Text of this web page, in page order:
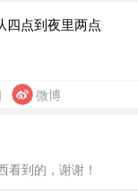
四点到夜里两点
微博
看到的，谢谢！